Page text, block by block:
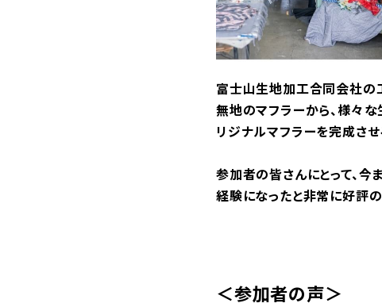
富士山生地加工合同会社の
無地のマフラーから、様々
リジナルマフラーを完成させ
参加者の皆さんにとって、今
経験になったと非常に好評の
＜参加者の声＞